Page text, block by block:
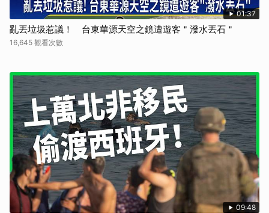
01:37
亂丟垃圾惹議！ 台東華源天空之鏡遭遊客＂潑水丟石＂
16,645 觀看次數
09:48